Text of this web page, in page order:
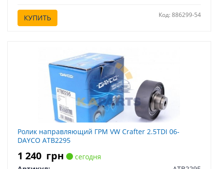
КУПИТЬ Код: 886299-54
Ролик направляющий ГРМ VW Crafter 2.5TDI 06-
DAYCO ATB2295
1 240 грн
сегодня